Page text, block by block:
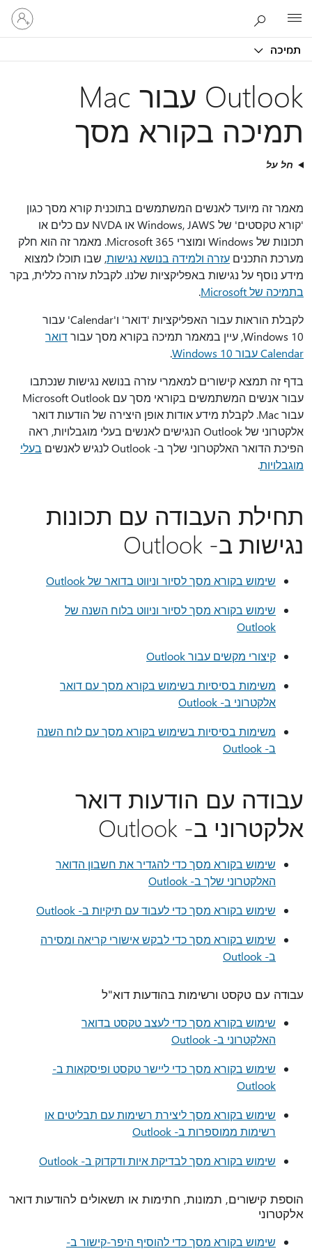
תמיכה
היכנס
לחשבון
שלך
Outlook עבור Mac
תמיכה בקורא מסך
חל על
מאמר זה מיועד לאנשים המשתמשים בתוכנית קורא מסך כגון
'קורא טקסטים' של Windows, JAWS או NVDA עם כלים או
תכונות של Windows ומוצרי Microsoft 365. מאמר זה הוא חלק
מערכת התכנים עזרה ולמידה בנושא נגישות, שבו תוכלו למצוא
מידע נוסף על נגישות באפליקציות שלנו. לקבלת עזרה כללית, בקר
בתמיכה של Microsoft
.
לקבלת הוראות עבור האפליקציות 'דואר' ו'Calendar' עבור
Windows 10, עיין במאמר תמיכה בקורא מסך עבור
דואר
Calendar עבור Windows 10
.
בדף זה תמצא קישורים למאמרי עזרה בנושא נגישות שנכתבו
עבור אנשים המשתמשים בקוראי מסך עם Microsoft Outlook
עבור Mac. לקבלת מידע אודות אופן היצירה של הודעות דואר
אלקטרוני של Outlook הנגישים לאנשים בעלי מוגבלויות, ראה
הפיכת הדואר האלקטרוני שלך ב- Outlook לנגיש לאנשים
בעלי
מוגבלויות.
תחילת העבודה עם תכונות
נגישות ב- Outlook
שימוש בקורא מסך לסיור וניווט בדואר של Outlook
שימוש בקורא מסך לסיור וניווט בלוח השנה של
Outlook
קיצורי מקשים עבור Outlook
משימות בסיסיות בשימוש בקורא מסך עם דואר
אלקטרוני ב- Outlook
משימות בסיסיות בשימוש בקורא מסך עם לוח השנה
ב- Outlook
עבודה עם הודעות דואר
אלקטרוני ב- Outlook
שימוש בקורא מסך כדי להגדיר את חשבון הדואר
האלקטרוני שלך ב- Outlook
שימוש בקורא מסך כדי לעבוד עם תיקיות ב- Outlook
שימוש בקורא מסך כדי לבקש אישורי קריאה ומסירה
ב- Outlook
עבודה עם טקסט ורשימות בהודעות דוא"ל
שימוש בקורא מסך כדי לעצב טקסט בדואר
האלקטרוני ב- Outlook
שימוש בקורא מסך כדי ליישר טקסט ופיסקאות ב-
Outlook
שימוש בקורא מסך ליצירת רשימות עם תבליטים או
רשימות ממוספרות ב- Outlook
שימוש בקורא מסך לבדיקת איות ודקדוק ב- Outlook
הוספת קישורים, תמונות, חתימות או תשאולים להודעות דואר
אלקטרוני
שימוש בקורא מסך כדי להוסיף היפר-קישור ב-